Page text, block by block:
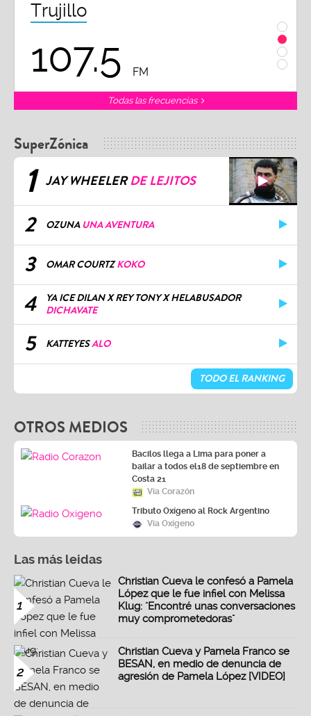
Trujillo
107.5 FM
Todas las frecuencias
SuperZónica
1 JAY WHEELERDE LEJITOS
2 OZUNA UNA AVENTURA
3 OMAR COURTZKOKO
4
YA ICE DILAN X REY TONY X HELABUSADOR
DICHAVATE
5 KATTEYESALO
TODO EL RANKING
OTROS MEDIOS
Bacilos llega a Lima para poner a
bailar a todos el18 de septiembre en
Costa 21
Vía Corazón
Tributo Oxígeno al Rock Argentino
Vía Oxígeno
Las más leidas
1
Christian Cueva le confesó a Pamela
López que le fue infiel con Melissa
Klug: "Encontré unas conversaciones
muy comprometedoras"
2
Christian Cueva y Pamela Franco se
BESAN, en medio de denuncia de
agresión de Pamela López [VIDEO]